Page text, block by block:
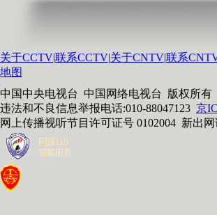
关于CCTV|联系CCTV|关于CNTV|联系
地图
中国中央电视台 中国网络电视台 版权所有
违法和不良信息举报电话:010-88047123 京
网上传播视听节目许可证号 0102004 新出